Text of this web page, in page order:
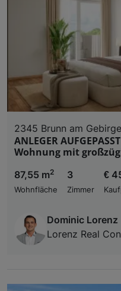
2345 Brunn am Gebirge
ANLEGER
Wohnung mit
87,55 m2
Wohnfläche
3
Zimmer
€
Dominic Lorenz
Lorenz Real